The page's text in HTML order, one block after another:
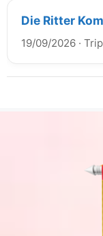
Die Ritter
19/09/2026 ·